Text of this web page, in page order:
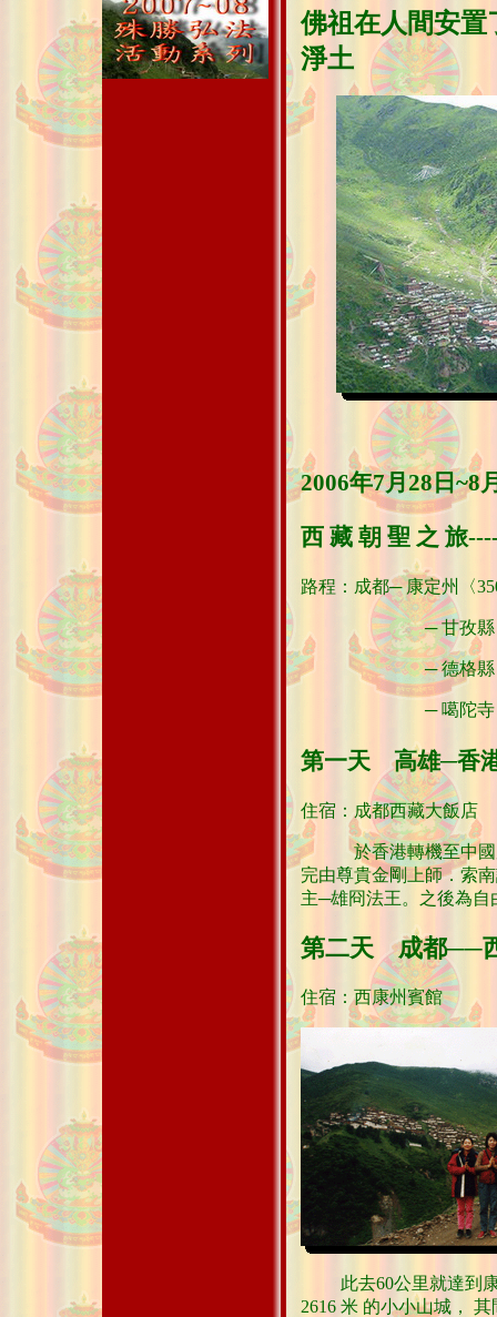
佛祖在人間安置
淨土
2006年7月28日~8
西 藏 朝 聖 之 旅
路程：成都─ 康定州〈
─ 甘孜縣〈
─ 德格縣〈
─ 噶陀寺〈
第一天 高雄─香
住宿：成都西藏大飯店
於香港轉機至中國歷
完由尊貴金剛上師．索
主─雄冏法王。之後為自
第二天 成都──
住宿：西康州賓館
此去60公里就達到康
2616 米 的小小山城，